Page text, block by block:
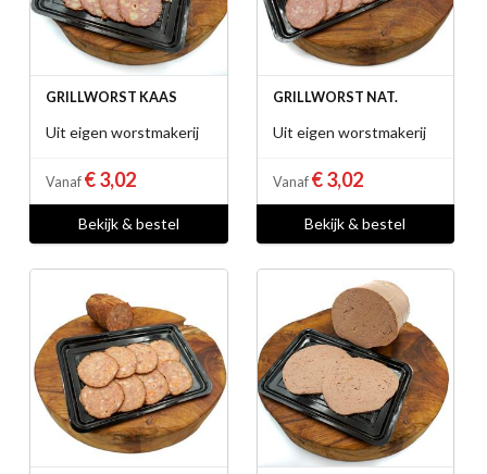
GRILLWORST KAAS
Uit eigen worstmakerij
Vanaf € 3,02
Bekijk & bestel
GRILLWORST NAT.
Uit eigen worstmakerij
Vanaf € 3,02
Bekijk & bestel